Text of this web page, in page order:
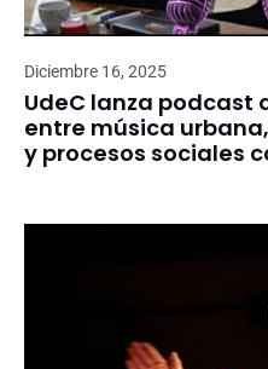
Diciembre 16, 2025
UdeC lanza podcast
entre música
y procesos sociales